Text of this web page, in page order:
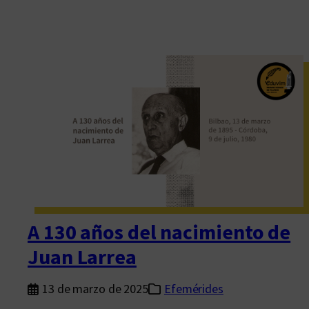
A 130 años del nacimiento de
Juan Larrea
13 de marzo de 2025 Efemérides